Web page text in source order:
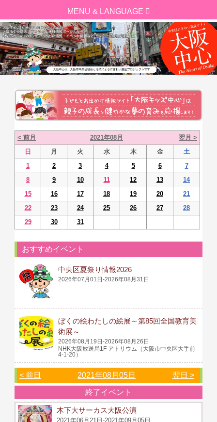
< 前月 2021年08月
翌月 >
日
月 火 水 木 金
土
1
2 3 4 5 6
7
8
9 10 11 12 13
14
15
16 17 18 19 20
21
22
23 24 25 26 27
28
29
30 31
おすすめイベント
中央区夏祭り情報2026
2026年07月01日-2026年08月31日
ぼくの絵わたしの絵展～第85回全国教育美
術展～
2026年08月19日-2026年08月26日
NHK大阪放送局1F アトリウム（大阪市中央区大手前
4-1-20）
< 前日 2021年08月05日 翌日 >
終了イベント
木下大サーカス大阪公演
2021年06月21日-2021年09月05日